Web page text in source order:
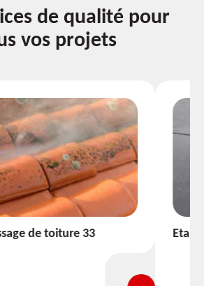
de qualité pour
vos projets
33